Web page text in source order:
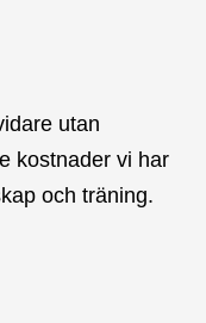
utan
kostnader vi har
och träning.